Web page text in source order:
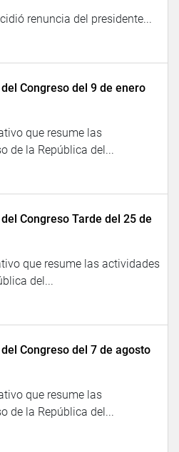
renuncia del presidente...
Congreso del 9 de enero
que resume las
de la República del...
Congreso Tarde del 25 de
que resume las actividades
del...
Congreso del 7 de agosto
que resume las
de la República del...